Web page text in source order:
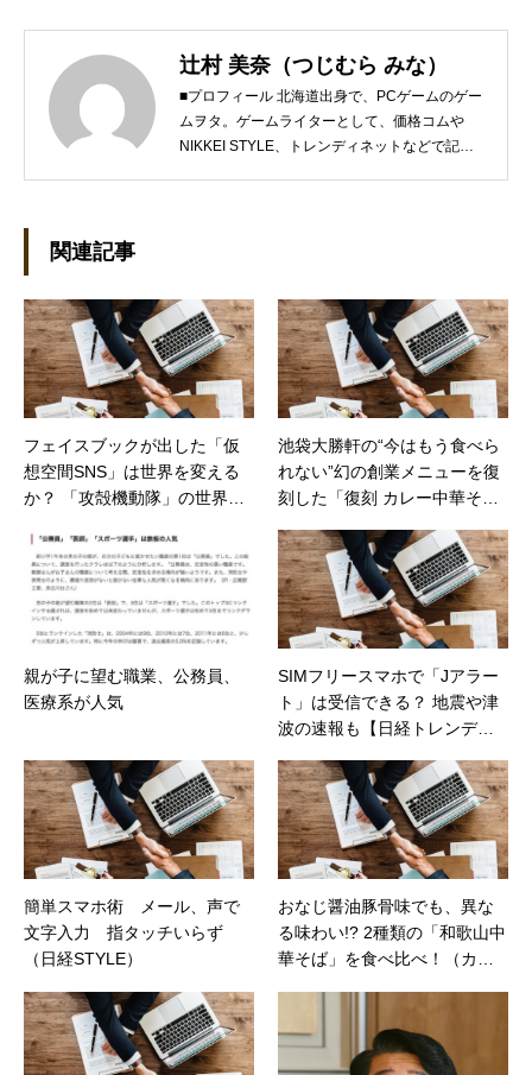
辻村 美奈（つじむら みな）
■プロフィール 北海道出身で、PCゲームのゲー
ムヲタ。ゲームライターとして、価格コムや
NIKKEI STYLE、トレンディネットなどで記事
関連記事
フェイスブックが出した「仮
想空間SNS」は世界を変える
か？ 「攻殻機動隊」の世界が
ト】
池袋大勝軒の“今はもう食べら
れない”幻の創業メニューを復
刻した「復刻 カレー中華そ
ム）
親が子に望む職業、公務員、
医療系が人気
SIMフリースマホで「Jアラー
ト」は受信できる？ 地震や津
波の速報も【日経トレンディ
簡単スマホ術 メール、声で
文字入力 指タッチいらず
（日経STYLE）
おなじ醤油豚骨味でも、異な
る味わい!? 2種類の「和歌山中
華そば」を食べ比べ！（カカ